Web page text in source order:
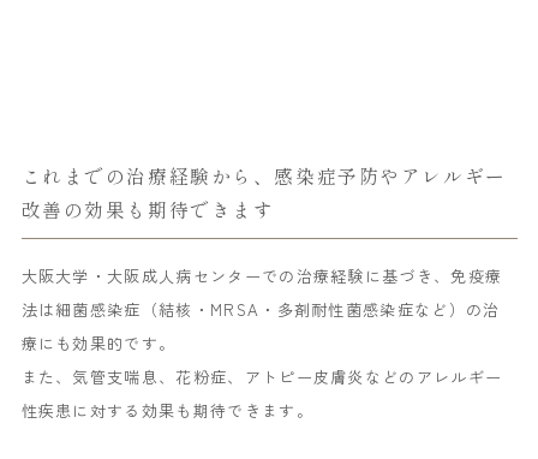
これまでの治療経験から、感染症予防やアレルギー
改善の効果も期待できます
大阪大学・大阪成人病センターでの治療経験に基づき、免疫療
法は細菌感染症（結核・MRSA・多剤耐性菌感染症など）の治
療にも効果的です。
また、気管支喘息、花粉症、アトピー皮膚炎などのアレルギー
性疾患に対する効果も期待できます。